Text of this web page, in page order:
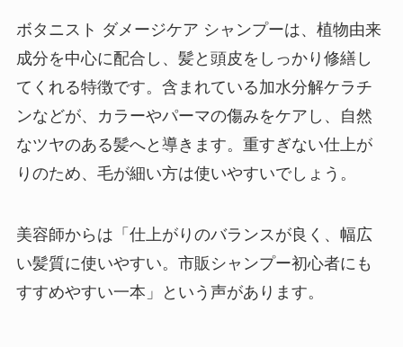
ボタニスト ダメージケア シャンプーは、植物由来
成分を中心に配合し、髪と頭皮をしっかり修繕し
てくれる特徴です。含まれている加水分解ケラチ
ンなどが、カラーやパーマの傷みをケアし、自然
なツヤのある髪へと導きます。重すぎない仕上が
りのため、毛が細い方は使いやすいでしょう。
美容師からは「仕上がりのバランスが良く、幅広
い髪質に使いやすい。市販シャンプー初心者にも
すすめやすい一本」という声があります。